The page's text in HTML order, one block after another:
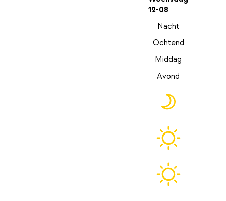
12-08
Nacht
Ochtend
Middag
Avond